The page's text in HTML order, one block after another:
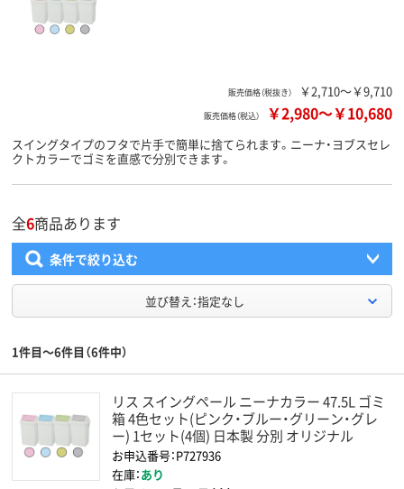
販売価格（税抜き） ￥2,710～￥9,710
販売価格（税込） ￥2,980～￥10,680
スイングタイプのフタで片手で簡単に捨てられます。ニーナ・ヨブスセレ
クトカラーでゴミを直感で分別できます。
全6商品あります
条件で絞り込む
並び替え：指定なし
1件目～6件目（6件中）
リス スイングペール ニーナカラー 47.5L ゴミ
箱 4色セット(ピンク・ブルー・グリーン・グレ
ー) 1セット(4個) 日本製 分別 オリジナル
お申込番号：P727936
在庫：あり